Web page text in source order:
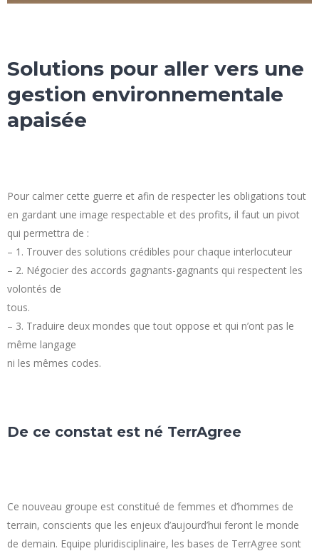
Solutions pour aller vers une
gestion environnementale
apaisée
Pour calmer cette guerre et afin de respecter les obligations tout
en gardant une image respectable et des profits, il faut un pivot
qui permettra​ de :
– 1. Trouver des solutions crédibles pour chaque interlocuteur
– 2. Négocier des accords gagnants-gagnants qui respectent les
volontés de
tous​.
– 3. Traduire deux mondes que tout oppose et qui n’ont pas le
même langage
ni les mêmes codes.
De ce constat est né TerrAgree
Ce nouveau groupe est constitué de femmes et d’hommes de
terrain, conscients que les enjeux d’aujourd’hui feront le monde
de demain. Equipe pluridisciplinaire, les bases de TerrAgree sont